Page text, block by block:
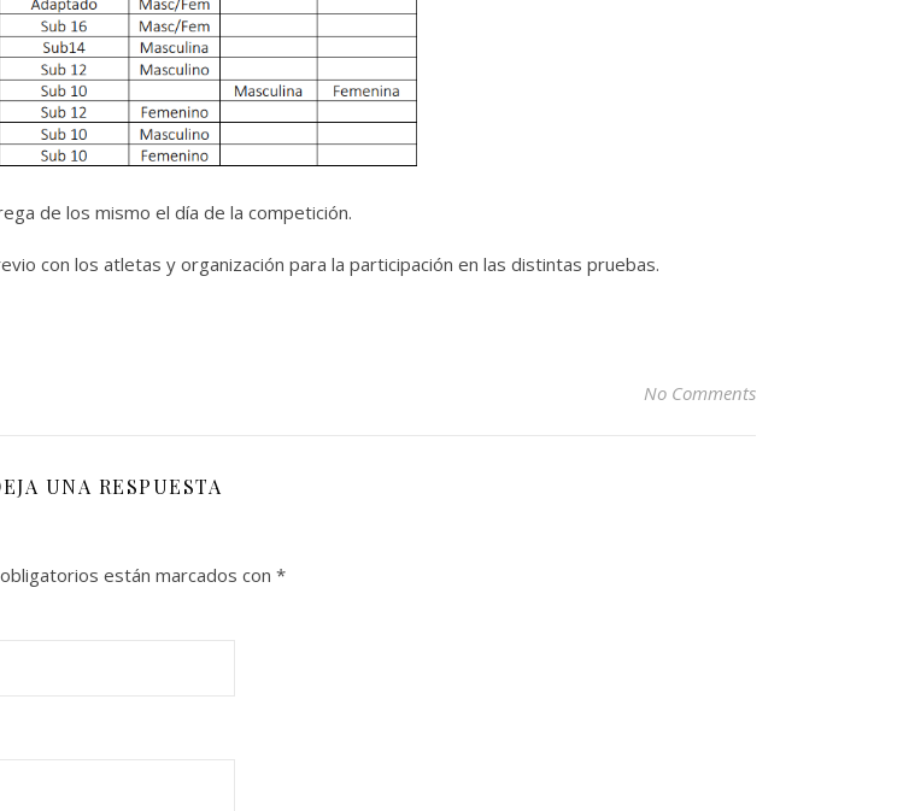
de los mismo el día de la competición.
con los atletas y organización para la participación en las distintas pruebas.
No Comments
UNA RESPUESTA
están marcados con *